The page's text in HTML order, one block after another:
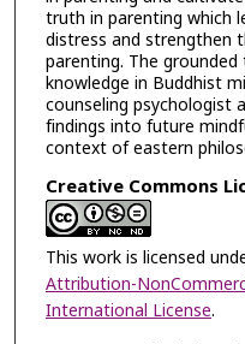
truth in parenting which
distress and strengthen
parenting. The
knowledge in Buddhist
counseling psychologist
findings into future
context of eastern
Creative Commons
This work is licensed
Attribution-
International License.